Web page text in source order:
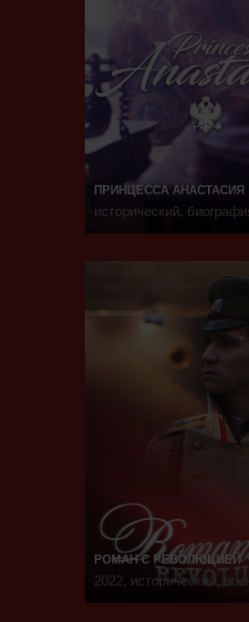
ПРИНЦЕССА АНАСТАСИЯ
исторический,
РОМАН С РЕВОЛЮЦИЕЙ
2022, исторический,